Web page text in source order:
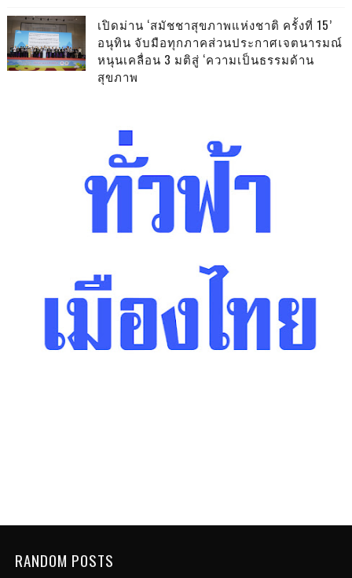
เปิดม่าน ‘สมัชชาสุขภาพแห่งชาติ ครั้งที่ 15’
อนุทิน จับมือทุกภาคส่วนประกาศเจตนารมณ์
หนุนเคลื่อน 3 มติสู่ ‘ความเป็นธรรมด้าน
สุขภาพ
RANDOM POSTS